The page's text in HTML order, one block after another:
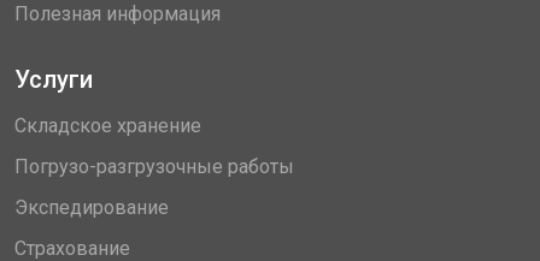
Полезная информация
Услуги
Складское хранение
Погрузо-разгрузочные работы
Экспедирование
Страхование